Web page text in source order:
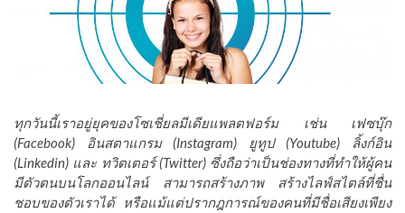
ทุกวันนี้เราอยู่ยุคของโซเชี่ยลมีเดียแพลตฟอร์ม เช่น เฟซบุ๊ก
(Facebook) อินสตาแกรม (Instagram) ยูทูป (Youtube) ลิ้งก์อิน
(Linkedin) และ ทวิตเตอร์ (Twitter) ซึ่งถือว่าเป็นช่องทางที่ทำให้ผู้คน
มีตัวตนบนโลกออนไลน์ สามารถสร้างภาพ สร้างไลฟ์สไตล์ที่ชื่น
ชอบของตัวเราได้ หรือแม้แต่ปรากฎการณ์ของคนที่มีชื่อเสียงเพียง